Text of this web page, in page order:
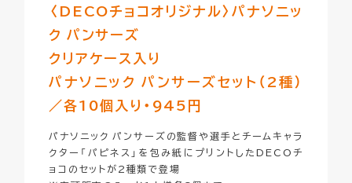
〈DECOチョコオリジナル〉パナソニッ
ク パンサーズ
クリアケース入り
パナソニック パンサーズセット（2種）
／各10個入り・945円
パナソニック パンサーズの監督や選手とチームキャラ
クター「パピネス」を包み紙にプリントしたDECOチ
ョコのセットが2種類で登場